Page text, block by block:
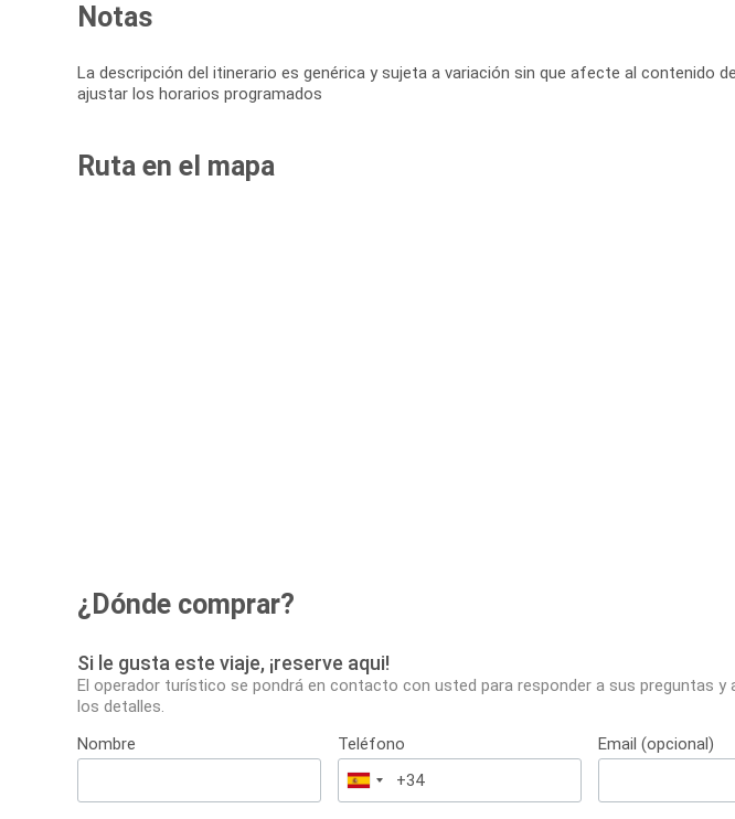
Notas
La descripción del itinerario es genérica y sujeta a variación sin que afecte al
ajustar los horarios programados
Ruta en el mapa
¿Dónde comprar?
Si le gusta este viaje, ¡reserve aqui!
El operador turístico se pondrá en contacto con usted para responder a sus preguntas y
los detalles.
Nombre
Teléfono
España
+34
Email (opcional)